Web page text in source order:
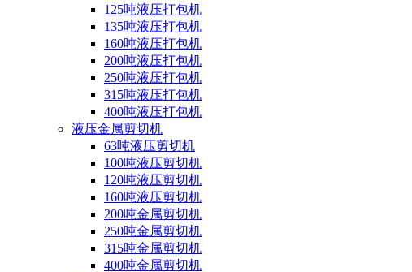
125吨液压打包机
135吨液压打包机
160吨液压打包机
200吨液压打包机
250吨液压打包机
315吨液压打包机
400吨液压打包机
液压金属剪切机
63吨液压剪切机
100吨液压剪切机
120吨液压剪切机
160吨液压剪切机
200吨金属剪切机
250吨金属剪切机
315吨金属剪切机
400吨金属剪切机